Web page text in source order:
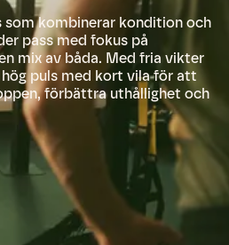
kombinerar kondition och
pass med fokus på
mix av båda. Med fria vikter
puls med kort vila för att
förbättra uthållighet och